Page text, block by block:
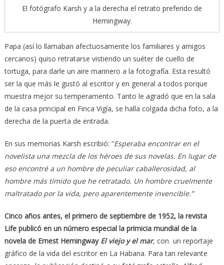
El fotógrafo Karsh y a la derecha el retrato preferido de
Hemingway.
Papa (así lo llamaban afectuosamente los familiares y amigos
cercanos) quiso retratarse vistiendo un suéter de cuello de
tortuga, para darle un aire marinero a la fotografía. Esta resultó
ser la que más le gustó al escritor y en general a todos porque
muestra mejor su temperamento. Tanto le agradó que en la sala
de la casa principal en Finca Vigía, se halla colgada dicha foto, a la
derecha de la puerta de entrada.
En sus memorias Karsh escribió: “Esperaba encontrar en el
novelista una mezcla de los héroes de sus novelas. En lugar de
eso encontré a un hombre de peculiar caballerosidad, al
hombre más tímido que he retratado. Un hombre cruelmente
maltratado por la vida, pero aparentemente invencible.”
Cinco años antes, el primero de septiembre de 1952, la revista
Life publicó en un número especial la primicia mundial de la
novela de Ernest Hemingway El viejo y el mar, con un reportaje
gráfico de la vida del escritor en La Habana. Para tan relevante